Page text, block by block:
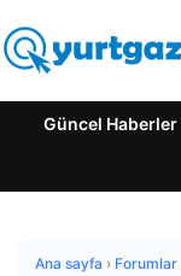
Güncel Haberler
Ana sayfa › Forumlar